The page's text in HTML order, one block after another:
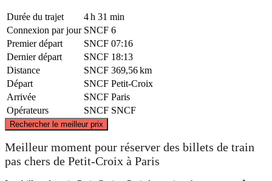
Durée du trajet
4 h 31 min
Connexion par jour SNCF 6
Premier départ
SNCF 07:16
Dernier départ
SNCF 18:13
Distance
SNCF 369,56 km
Départ
SNCF Petit-Croix
Arrivée
SNCF Paris
Opérateurs
SNCF SNCF
Rechercher le meilleur prix
Paris
Meilleur moment pour réserver des billets de train
pas chers de Petit-Croix à Paris